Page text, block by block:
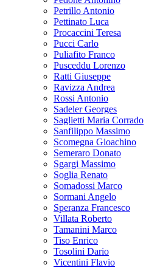
Petrillo Antonio
Pettinato Luca
Procaccini Teresa
Pucci Carlo
Puliafito Franco
Pusceddu Lorenzo
Ratti Giuseppe
Ravizza Andrea
Rossi Antonio
Sadeler Georges
Saglietti Maria Corrado
Sanfilippo Massimo
Scomegna Gioachino
Semeraro Donato
Sgargi Massimo
Soglia Renato
Somadossi Marco
Sormani Angelo
Speranza Francesco
Villata Roberto
Tamanini Marco
Tiso Enrico
Tosolini Dario
Vicentini Flavio